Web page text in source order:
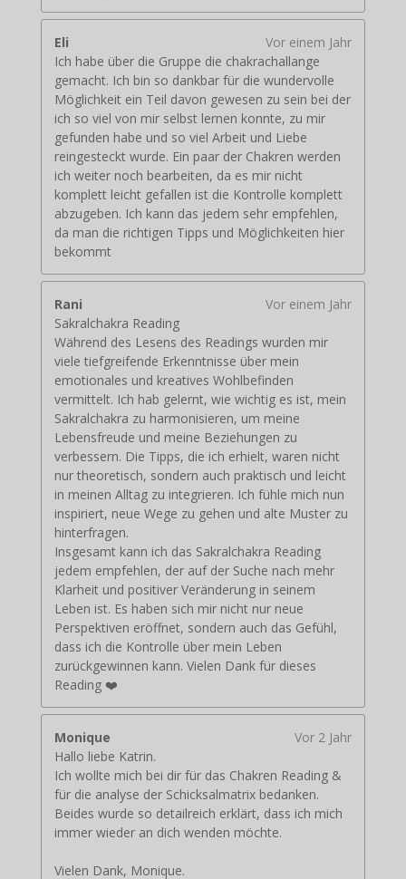
Eli
Vor einem Jahr
Ich habe über die Gruppe die chakrachallange
gemacht. Ich bin so dankbar für die wundervolle
Möglichkeit ein Teil davon gewesen zu sein bei der
ich so viel von mir selbst lernen konnte, zu mir
gefunden habe und so viel Arbeit und Liebe
reingesteckt wurde. Ein paar der Chakren werden
ich weiter noch bearbeiten, da es mir nicht
komplett leicht gefallen ist die Kontrolle komplett
abzugeben. Ich kann das jedem sehr empfehlen,
da man die richtigen Tipps und Möglichkeiten hier
bekommt
Rani
Vor einem Jahr
Sakralchakra Reading
Während des Lesens des Readings wurden mir
viele tiefgreifende Erkenntnisse über mein
emotionales und kreatives Wohlbefinden
vermittelt. Ich hab gelernt, wie wichtig es ist, mein
Sakralchakra zu harmonisieren, um meine
Lebensfreude und meine Beziehungen zu
verbessern. Die Tipps, die ich erhielt, waren nicht
nur theoretisch, sondern auch praktisch und leicht
in meinen Alltag zu integrieren. Ich fühle mich nun
inspiriert, neue Wege zu gehen und alte Muster zu
hinterfragen.
Insgesamt kann ich das Sakralchakra Reading
jedem empfehlen, der auf der Suche nach mehr
Klarheit und positiver Veränderung in seinem
Leben ist. Es haben sich mir nicht nur neue
Perspektiven eröffnet, sondern auch das Gefühl,
dass ich die Kontrolle über mein Leben
zurückgewinnen kann. Vielen Dank für dieses
Reading ❤️
Monique
Vor 2 Jahr
Hallo liebe Katrin.
Ich wollte mich bei dir für das Chakren Reading &
für die analyse der Schicksalmatrix bedanken.
Beides wurde so detailreich erklärt, dass ich mich
immer wieder an dich wenden möchte.
Vielen Dank, Monique.